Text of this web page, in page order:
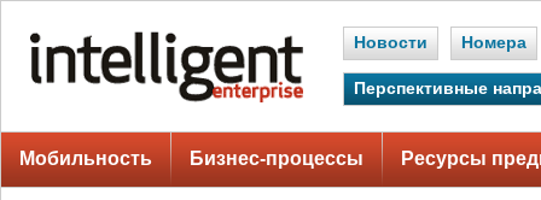
Новости Номера
Перспективные
Мобильность Бизнес-процессы Ресурсы